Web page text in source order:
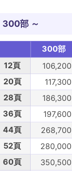
300部 ～
300部
12頁
106,200
20頁
117,300
28頁
186,300
36頁
197,600
44頁
268,700
52頁
280,000
60頁
350,500